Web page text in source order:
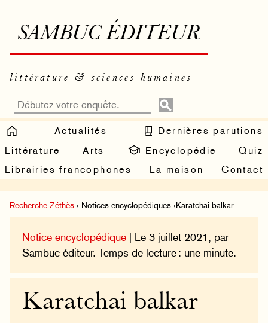
SAMBUC ÉDITEUR
littérature & sciences humaines
Actualités
Dernières parutions
Littérature
Arts Encyclopédie
Quiz
Librairies francophones
La maison Contact
Recherche Zéthès › Notices encyclopédiques ›Karatchai balkar
Notice encyclopédique | Le 3 juillet 2021, par
Sambuc éditeur. Temps de lecture : une minute.
Karatchai balkar